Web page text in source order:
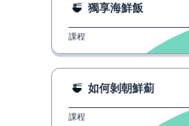
獨享海鮮飯
課程
如何剝朝鮮薊
課程